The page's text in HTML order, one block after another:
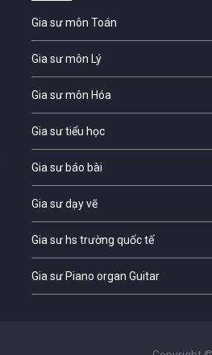
Gia sư môn Toán
Gia sư môn Lý
Gia sư môn Hóa
Gia sư tiểu học
Gia sư báo bài
Gia sư dạy vẽ
Gia sư hs trường quốc tế
Gia sư Piano organ Guitar